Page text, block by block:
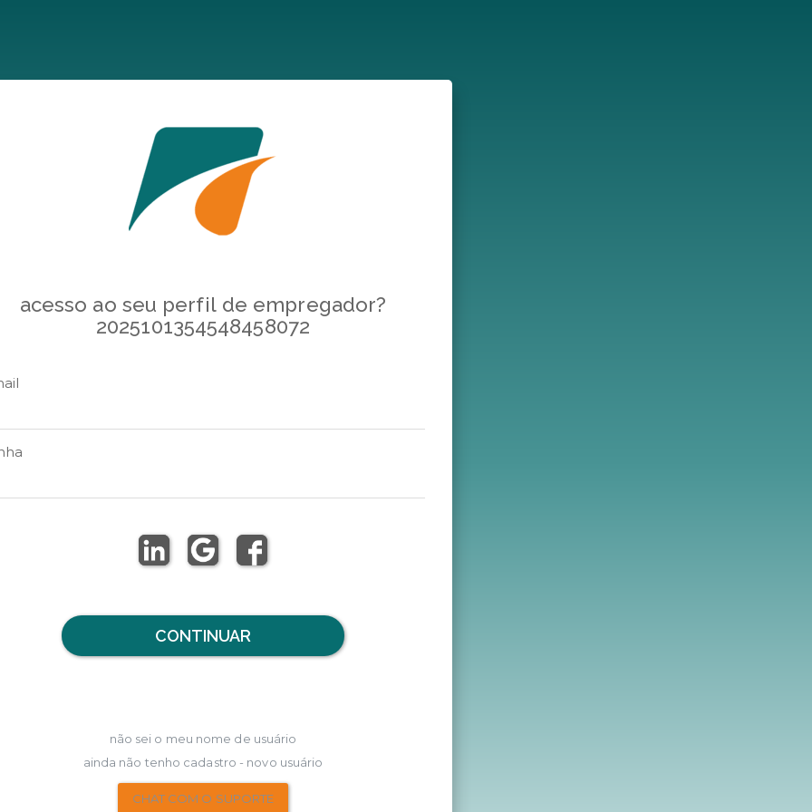
acesso ao seu perfil de empregador?
2025101354548458072
CONTINUAR
não sei o meu nome de usuário
ainda não tenho cadastro - novo usuário
CHAT COM O SUPORTE